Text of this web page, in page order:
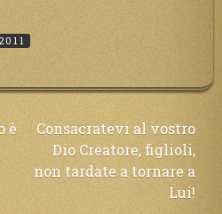
è
Consacratevi al vostro
Dio Creatore, figlioli,
non tardate a tornare a
Lui!